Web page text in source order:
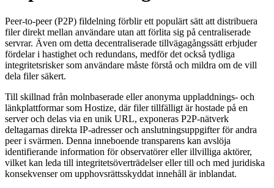
Peer-to-peer (P2P) fildelning förblir ett populärt sätt att distribuera
filer direkt mellan användare utan att förlita sig på centraliserade
servrar. Även om detta decentraliserade tillvägagångssätt erbjuder
fördelar i hastighet och redundans, medför det också tydliga
integritetsrisker som användare måste förstå och mildra om de vill
dela filer säkert.
Till skillnad från molnbaserade eller anonyma uppladdnings- och
länkplattformar som Hostize, där filer tillfälligt är hostade på en
server och delas via en unik URL, exponeras P2P-nätverk
deltagarnas direkta IP-adresser och anslutningsuppgifter för andra
peer i svärmen. Denna inneboende transparens kan avslöja
identifierande information för observatörer eller illvilliga aktörer,
vilket kan leda till integritetsöverträdelser eller till och med juridiska
konsekvenser om upphovsrättsskyddat innehåll är inblandat.